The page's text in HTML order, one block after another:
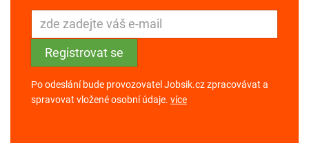
Po odeslání bude provozovatel Jobsik.cz zpracovávat a
spravovat vložené osobní údaje. více